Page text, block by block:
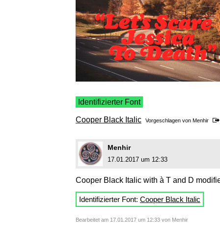
Identifizierter Font
Cooper Black Italic Vorgeschlagen von Menhir
Menhir
17.01.2017 um 12:33
Cooper Black Italic with à T and D
Identifizierter Font: Cooper Black Italic
Bearbeitet am 17.01.2017 um 12:33 von Menhir